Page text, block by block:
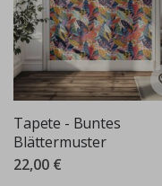
Tapete - Buntes
Blättermuster
22,00 €